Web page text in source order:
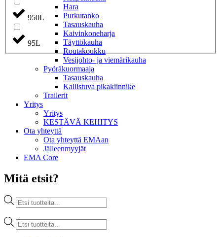
950L
95L
Hara
Purkutanko
Tasauskauha
Kaivinkoneharja
Täyttökauha
Routakoukku
Vesijohto- ja viemärikauha
Pyöräkuormaaja
Tasauskauha
Kallistuva pikakiinnike
Trailerit
Yritys
Yritys
KESTÄVÄ KEHITYS
Ota yhteyttä
Ota yhteyttä EMAan
Jälleenmyyjät
EMA Core
Mitä etsit?
Products
search
Products
search